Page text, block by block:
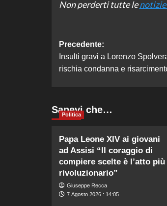
Non perderti tutte le
Navigazione
articolo
Precedente:
Insulti gravi a Lorenzo
rischia condanna e
Sapevi che…
Politica
Papa Leone XIV ai giovani
ad Assisi “Il coraggio di
compiere scelte è l’atto più
rivoluzionario”
Giuseppe Recca
7 Agosto 2026 : 14:05